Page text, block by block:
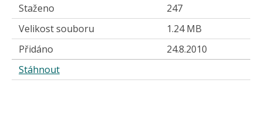
Staženo
247
Velikost souboru
1.24 MB
Přidáno
24.8.2010
Stáhnout